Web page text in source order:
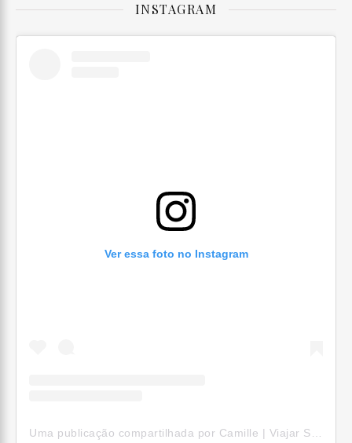
INSTAGRAM
Ver essa foto no Instagram